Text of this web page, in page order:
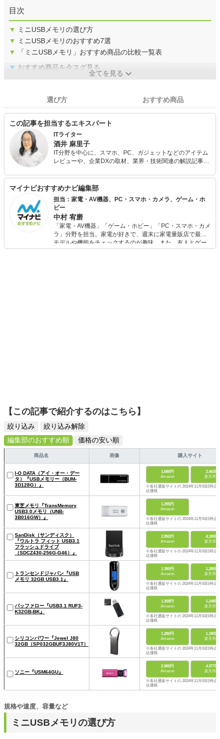
目次
▼
ミニUSBメモリの選び方
▼
ミニUSBメモリのおすすめ7選
▼
「ミニUSBメモリ」おすすめ商品の比較一覧表
▼ おすすめ商品を今スグ見る
全てを見る
選び方 おすすめ商品
この記事を担当するエキスパート
ITライター
酒井 麻里子
IT分野を中心に、スマホ、PC、ガジェットなどのアイテム
レビューや、企業DXの取材、業界・技術関連の解説記事な
グロボットの話題なども発信。テレワーク×メタバースの可
能性を考えるWEBマガジン『Zat's VR』運営。株式会社ウ
レルブン代表。
マイナビおすすめナビ編集部
担当：家電・AV機器、PC・スマホ・カメラ、ゲーム・ホ
ビー
中村 宥磨
「家電・AV機器」「ゲーム・ホビー」「PC・スマホ・カメ
ラ」分野を担当。家電が好きで、週末に家電量販店で最新
モデルや機能をチェックするのが趣味。また、友人とゲー
ムを楽しみながら、新作タイトルやイベント情報もいち早
【この記事で紹介するのはこちら】
絞り込み
絞り込み解除
編集部のおすすめ順
価格の安い順
商品名 画像 購入サイト
I-O DATA（アイ・オー・デー
タ）『USBメモリー（BUM-
3D128G）』
1,680円
Amazon
2,463円
楽天市場
※各社通販サイトの 2024年11月03日時点
込価格
東芝メモリ『TransMemory
USB3.0メモリ（UNB-
3B016GW）』
1,295円
Amazon
※各社通販サイトの 2024年11月03日時点
込価格
SanDisk（サンディスク）
『ウルトラ フィット USB3.1
フラッシュドライブ
（SDCZ430-256G-G46）』
2,892円
Amazon
4,180円
楽天市場
※各社通販サイトの 2024年11月03日時点
込価格
トランセンドジャパン『USB
メモリ 32GB USB3.1』
1,380円
Amazon
1,280円
楽天市場
※各社通販サイトの 2024年11月03日時点
込価格
バッファロー『USB3.1 RUF3-
K32GB-BK』
1,308円
Amazon
1,248円
楽天市場
※各社通販サイトの 2024年11月03日時点
込価格
シリコンパワー『Jewel J80
32GB（SP032GBUF3J80V1T）』
1,280円
Amazon
1,180円
楽天市場
※各社通販サイトの 2024年11月03日時点
込価格
ソニー『USM64GU』
2,900円
Amazon
4,377円
楽天市場
※各社通販サイトの 2024年11月03日時点
込価格
ミニUSBメモリの選び方
規格や速度、容量など